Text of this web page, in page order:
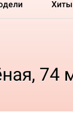
Хиты
74